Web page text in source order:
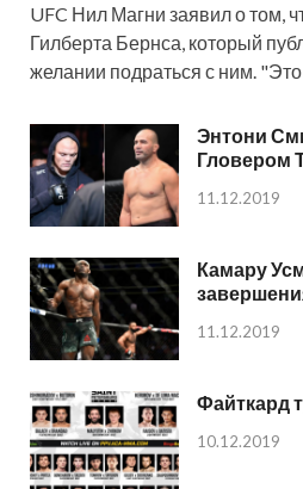
UFC Нил Магни заявил о том,
Гилберта Бернса, который
желании подраться с ним.
Энтони
Гловером
11.12.2019
Камару
11.12.2019
Файткард
10.12.2019